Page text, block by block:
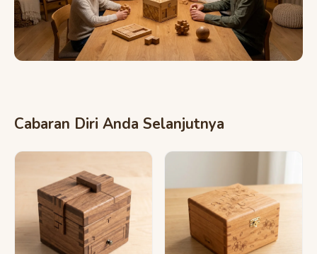
Cabaran Diri Anda Selanjutnya